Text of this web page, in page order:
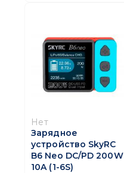
Нет
Зарядное
устройство SkyRC
B6 Neo DC/PD 200W
10A (1-6S)